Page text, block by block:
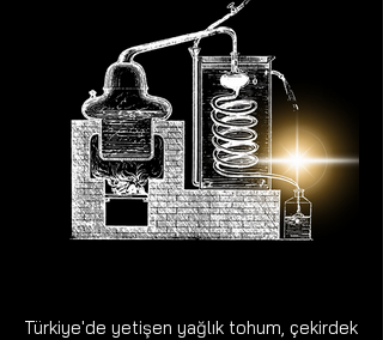
Türkiye'de yetişen yağlık tohum, çekirdek